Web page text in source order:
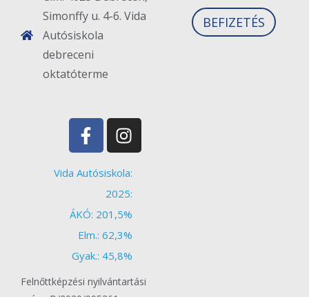
Simonffy u. 4-6. Vida
Autósiskola
debreceni
oktatóterme
BEFIZETÉS
Vida Autósiskola:
2025:
ÁKÓ: 201,5%
Elm.: 62,3%
Gyak.: 45,8%
Felnőttképzési nyilvántartási